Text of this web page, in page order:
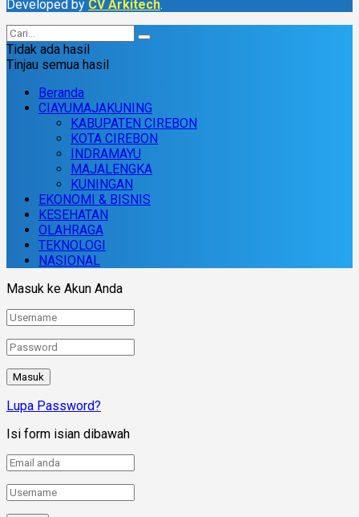
Developed by CV Arkitech.
Tidak ada hasil
Tinjau semua hasil
Beranda
CIAYUMAJAKUNING
KABUPATEN CIREBON
KOTA CIREBON
INDRAMAYU
MAJALENGKA
KUNINGAN
EKONOMI & BISNIS
KESEHATAN
OLAHRAGA
TEKNOLOGI
NASIONAL
Masuk ke Akun Anda
Lupa Password?
Isi form isian dibawah